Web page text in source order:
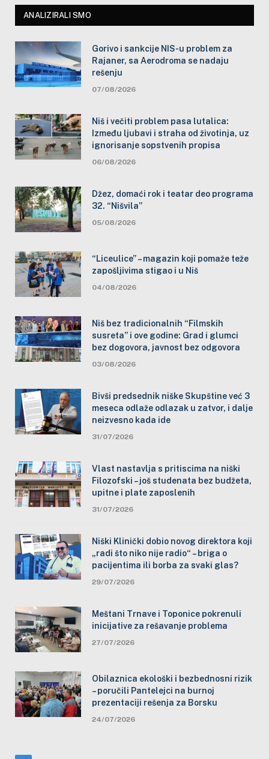
ANALIZIRALI SMO
Gorivo i sankcije NIS-u problem za
Rajaner, sa Aerodroma se nadaju
rešenju
07/08/2026
Niš i večiti problem pasa lutalica:
Između ljubavi i straha od životinja, uz
ignorisanje sopstvenih propisa
06/08/2026
Džez, domaći rok i teatar deo programa
32. “Nišvila”
05/08/2026
“Liceulice” – magazin koji pomaže teže
zapošljivima stigao i u Niš
04/08/2026
Niš bez tradicionalnih “Filmskih
susreta” i ove godine: Grad i glumci
bez dogovora, javnost bez odgovora
03/08/2026
Bivši predsednik niške Skupštine već 3
meseca odlaže odlazak u zatvor, i dalje
neizvesno kada ide
31/07/2026
Vlast nastavlja s pritiscima na niški
Filozofski – još studenata bez budžeta,
upitne i plate zaposlenih
31/07/2026
Niški Klinički dobio novog direktora koji
„radi što niko nije radio“ – briga o
pacijentima ili borba za svaki glas?
29/07/2026
Meštani Trnave i Toponice pokrenuli
inicijative za rešavanje problema
27/07/2026
Obilaznica ekološki i bezbednosni rizik
– poručili Pantelejci na burnoj
prezentaciji rešenja za Borsku
24/07/2026